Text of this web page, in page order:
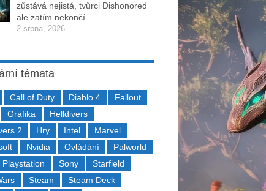
zůstává nejistá, tvůrci Dishonored
ale zatím nekončí
2 srpna, 2026
témata
Call of Duty Diablo 4
Fallout
Grafika
Helldivers
2
Hry Intel
Marvel
Nvidia Ovládání
Palworld
Playstation Sony
Starfield
Steam
Steam Deck